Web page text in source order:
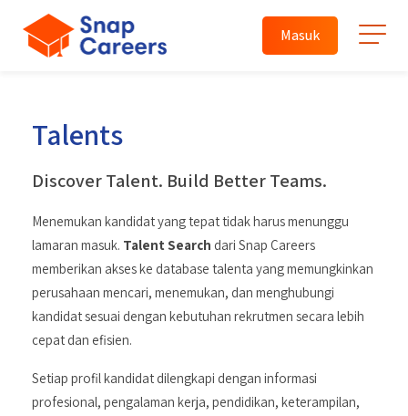
Masuk
Talents
Discover Talent. Build Better Teams.
Menemukan kandidat yang tepat tidak harus menunggu
lamaran masuk. Talent Search dari Snap Careers
memberikan akses ke database talenta yang memungkinkan
perusahaan mencari, menemukan, dan menghubungi
kandidat sesuai dengan kebutuhan rekrutmen secara lebih
cepat dan efisien.
Setiap profil kandidat dilengkapi dengan informasi
profesional, pengalaman kerja, pendidikan, keterampilan,